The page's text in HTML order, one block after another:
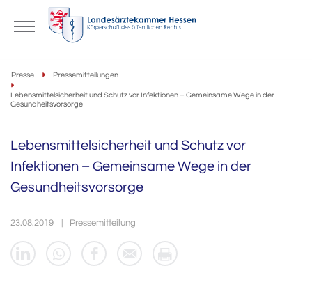
Presse Pressemitteilungen
Lebensmittelsicherheit und Schutz vor Infektionen – Gemeinsame Wege in der
Gesundheitsvorsorge
Lebensmittelsicherheit und Schutz vor
Infektionen – Gemeinsame Wege in der
Gesundheitsvorsorge
23.08.2019 Pressemitteilung